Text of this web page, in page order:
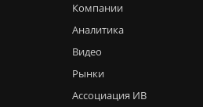
Компании
Аналитика
Видео
Рынки
Ассоциация ИВ